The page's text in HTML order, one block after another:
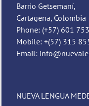
Barrio Getsemaní,
Cartagena, Colombia
Phone: (+57) 601
Mobile: +(57) 315
Email:
NUEVA LENGUA